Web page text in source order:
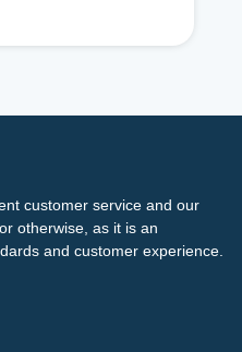
customer service and our
otherwise, as it is an
and customer experience.